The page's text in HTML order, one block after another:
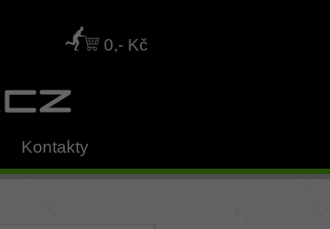
0,- Kč
Kontakty